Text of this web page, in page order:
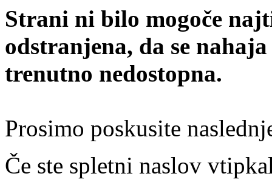
Strani ni bilo mogoče
odstranjena, da se
trenutno nedostopna.
Prosimo poskusite
Če ste spletni naslov